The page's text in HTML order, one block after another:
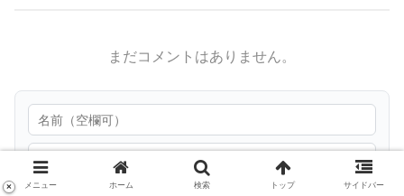
まだコメントはありません。
メニュー ホーム 検索 トップ サイドバー
×